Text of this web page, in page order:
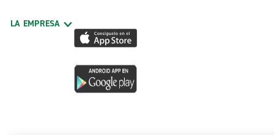
LA EMPRESA